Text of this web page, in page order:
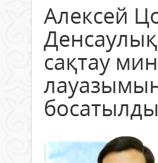
Алексей
Денсаулық
сақтау
босатылды